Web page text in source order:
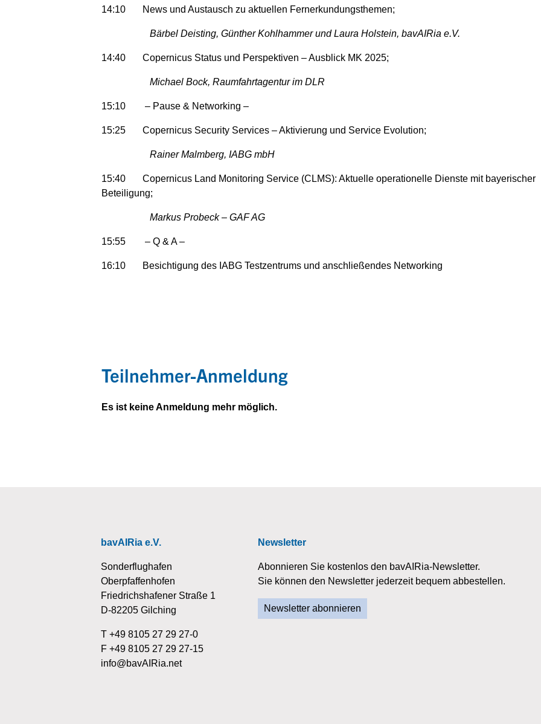
14:10 News und Austausch zu aktuellen Fernerkundungsthemen;
Bärbel Deisting, Günther Kohlhammer und Laura Holstein, bavAIRia e.V.
14:40 Copernicus Status und Perspektiven – Ausblick MK 2025;
Michael Bock, Raumfahrtagentur im DLR
15:10 – Pause & Networking –
15:25 Copernicus Security Services – Aktivierung und Service Evolution;
Rainer Malmberg, IABG mbH
15:40 Copernicus Land Monitoring Service (CLMS): Aktuelle operationelle Dienste mit bayerischer
Beteiligung;
Markus Probeck – GAF AG
15:55 – Q & A –
16:10 Besichtigung des IABG Testzentrums und anschließendes Networking
Teilnehmer-Anmeldung
Es ist keine Anmeldung mehr möglich.
bavAIRia e.V.
Sonderflughafen
Oberpfaffenhofen
Friedrichshafener Straße 1
D-82205 Gilching
T +49 8105 27 29 27-0
F +49 8105 27 29 27-15
info@bavAIRia.net
Newsletter
Abonnieren Sie kostenlos den bavAIRia-Newsletter.
Sie können den Newsletter jederzeit bequem abbestellen.
Newsletter abonnieren